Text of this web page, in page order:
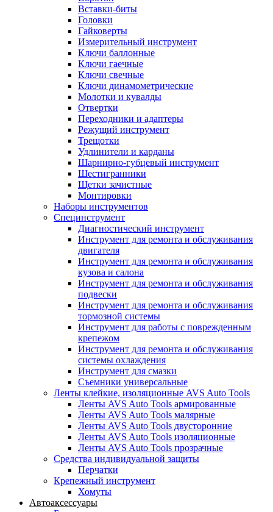
Вставки-биты
Головки
Гайковерты
Измерительный инструмент
Ключи баллонные
Ключи гаечные
Ключи свечные
Ключи динамометрические
Молотки и кувалды
Отвертки
Переходники и адаптеры
Режущий инструмент
Трещотки
Удлинители и карданы
Шарнирно-губцевый инструмент
Шестигранники
Щетки зачистные
Монтировки
Наборы инструментов
Специнструмент
Диагностический инструмент
Инструмент для ремонта и обслуживания
двигателя
Инструмент для ремонта и обслуживания
кузова и салона
Инструмент для ремонта и обслуживания
подвески
Инструмент для ремонта и обслуживания
тормозной системы
Инструмент для работы с поврежденным
крепежом
Инструмент для ремонта и обслуживания
системы охлаждения
Инструмент для смазки
Съемники универсальные
Ленты клейкие, изоляционные AVS Auto Tools
Ленты AVS Auto Tools армированные
Ленты AVS Auto Tools малярные
Ленты AVS Auto Tools двусторонние
Ленты AVS Auto Tools изоляционные
Ленты AVS Auto Tools прозрачные
Средства индивидуальной защиты
Перчатки
Крепежный инструмент
Хомуты
Автоаксессуары